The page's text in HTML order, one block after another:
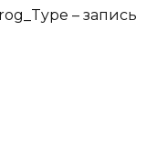
– запись